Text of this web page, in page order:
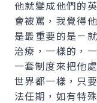
他就變成他們的
會被罵，我覺得
是最重要的是－
治療，一樣的，
一套制度來把他
世界都一樣，只
法任期，如有特